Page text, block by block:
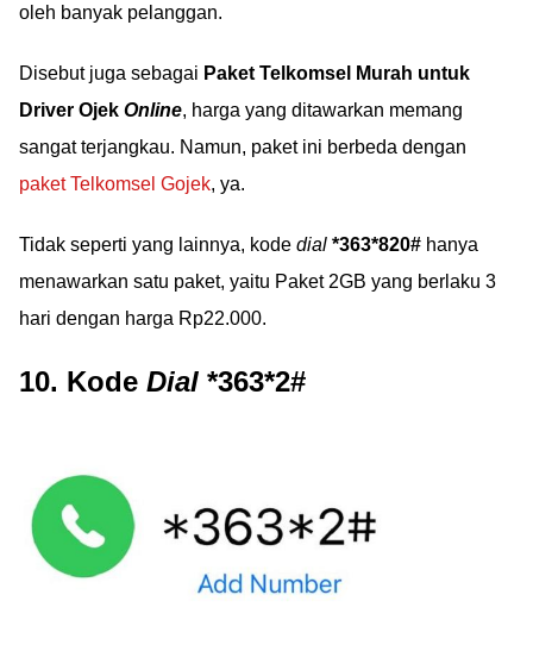
oleh banyak pelanggan.
Disebut juga sebagai Paket Telkomsel Murah untuk
Driver Ojek Online, harga yang ditawarkan memang
sangat terjangkau. Namun, paket ini berbeda dengan
paket Telkomsel Gojek, ya.
Tidak seperti yang lainnya, kode dial *363*820# hanya
menawarkan satu paket, yaitu Paket 2GB yang berlaku 3
hari dengan harga Rp22.000.
10. Kode Dial *363*2#